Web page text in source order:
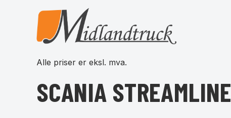
Alle priser er eksl. mva.
SCANIA STREAMLINE